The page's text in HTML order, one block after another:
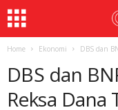
Home Ekonomi DBS dan
DBS dan
Reksa Dana